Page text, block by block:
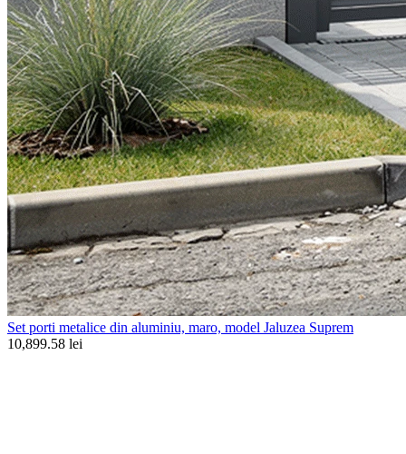
Set porti metalice din aluminiu, maro, model Jaluzea Suprem
10,899.58 lei